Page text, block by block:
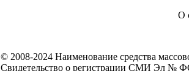
О
© 2008-2024 Наименование средства
Свидетельство о регистрации СМИ Эл №